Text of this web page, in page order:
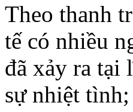
Theo thanh
tế có nhiều
đã xảy ra tại
sự nhiệt